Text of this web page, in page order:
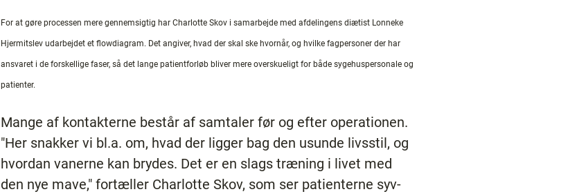
For at gøre processen mere gennemsigtig har Charlotte Skov i samarbejde med afdelingens diætist Lonneke
Hjermitslev udarbejdet et flowdiagram. Det angiver, hvad der skal ske hvornår, og hvilke fagpersoner der har
ansvaret i de forskellige faser, så det lange patientforløb bliver mere overskueligt for både sygehuspersonale og
patienter.
Mange af kontakterne består af samtaler før og efter operationen.
"Her snakker vi bl.a. om, hvad der ligger bag den usunde livsstil, og
hvordan vanerne kan brydes. Det er en slags træning i livet med
den nye mave," fortæller Charlotte Skov, som ser patienterne syv-